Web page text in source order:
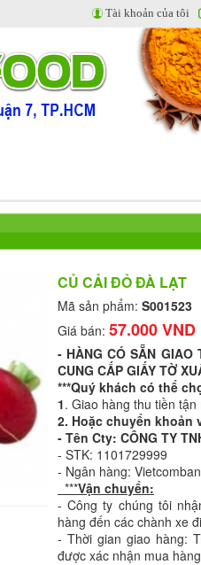
Tài khoản của tôi
CỦ CẢI ĐỎ ĐÀ LẠT
Mã sản phẩm: S001523
Giá bán: 57.000 VND
- HÀNG CÓ SẴN GIAO
CUNG CẤP GIẤY TỜ
***Quý khách có thể
1. Giao hàng thu tiền tận
2. Hoặc chuyển khoản
- Tên Cty: CÔNG TY
- STK: 1101729999
- Ngân hàng:
***Vận chuyển:
- Công ty chúng tôi
hàng đến các chành xe
- Thời gian giao hàng:
được xác nhận mua